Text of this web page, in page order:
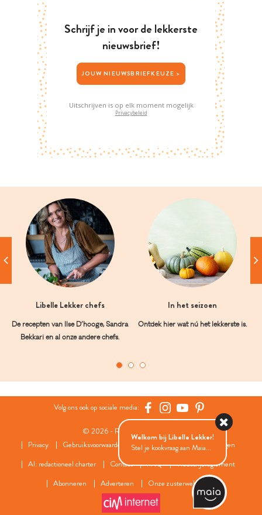
Schrijf je in voor de lekkerste
nieuwsbrief!
JOUW NIEUWSBRIEFKEUZE >
Uitschrijven is op elk moment mogelijk
Privacybeleid
Libelle Lekker chefs
De recepten van Ilse D’hooge, Sandra
Bekkari en al onze andere chefs.
In het seizoen
Ontdek hier wat nú het lekkerste is.
Volg ons ook op sociale media:
© 2026 - Roularta Media Group
Privacy
Gebruiksvoorwaarden Cookies
Cookies instellingen
AI: redactioneel charter
Contact FAQ
Wedstrijdreglement
Abonneren
Adverteren Onze zusterwebsites
Welkom bij Libelle Lekker!
Stel je kookvraag aan Maia...